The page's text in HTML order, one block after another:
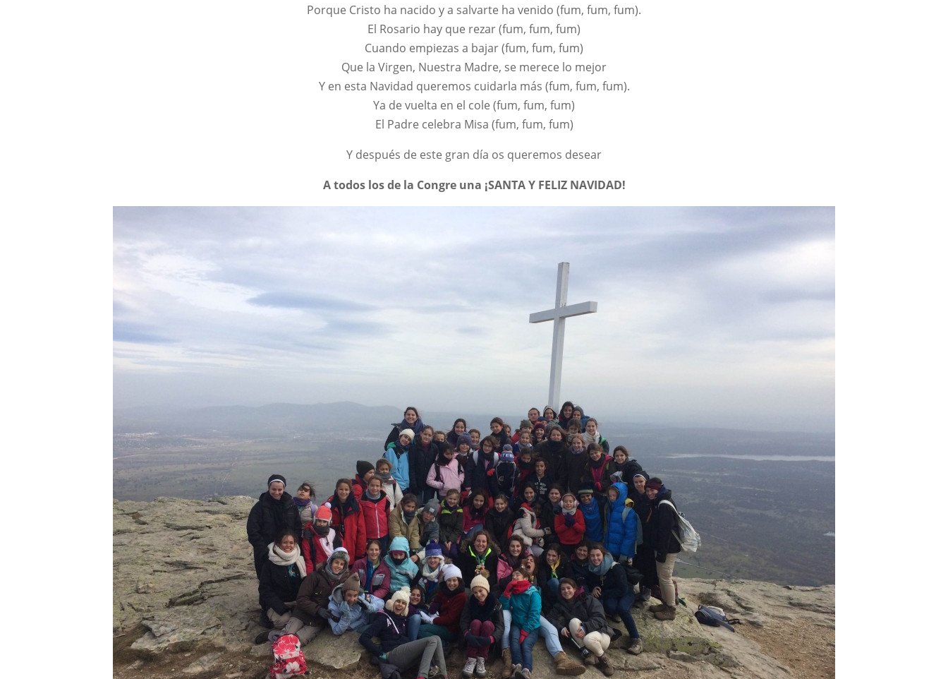
Porque Cristo ha nacido y a salvarte ha venido (fum, fum, fum).
El Rosario hay que rezar (fum, fum, fum)
Cuando empiezas a bajar (fum, fum, fum)
Que la Virgen, Nuestra Madre, se merece lo mejor
Y en esta Navidad queremos cuidarla más (fum, fum, fum).
Ya de vuelta en el cole (fum, fum, fum)
El Padre celebra Misa (fum, fum, fum)
Y después de este gran día os queremos desear
A todos los de la Congre una ¡SANTA Y FELIZ NAVIDAD!